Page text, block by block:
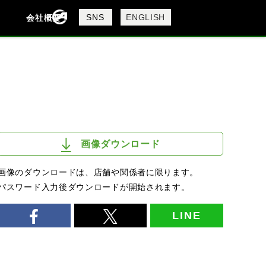
会社概要
会社概要
採用情報
SNS ENGLISH
画像ダウンロード
像のダウンロードは、店舗や関係者に限ります。
スワード入力後ダウンロードが開始されます。
LINE